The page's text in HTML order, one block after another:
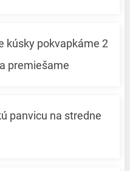
kúsky pokvapkáme 2
premiešame
panvicu na stredne